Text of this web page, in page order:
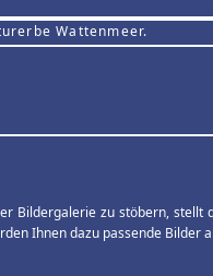
Wattenmeer.
Bildergalerie zu stöbern,
Ihnen dazu passende Bilder